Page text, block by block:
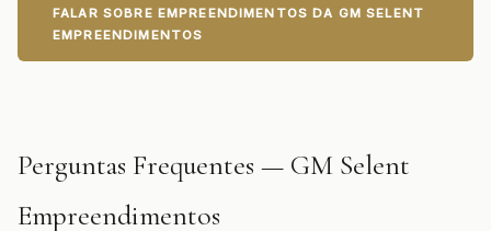
FALAR SOBRE EMPREENDIMENTOS DA GM SELENT
EMPREENDIMENTOS
Perguntas Frequentes — GM Selent
Empreendimentos